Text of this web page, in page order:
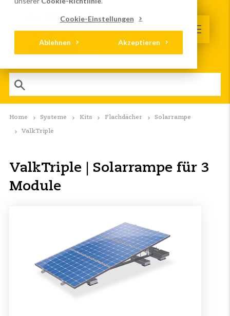
Cookie-Einstellungen
Akzeptieren
Ablehnen
Home Systeme Kits Flachdächer Solarrampe
ValkTriple
ValkTriple | Solarrampe für 3
Module